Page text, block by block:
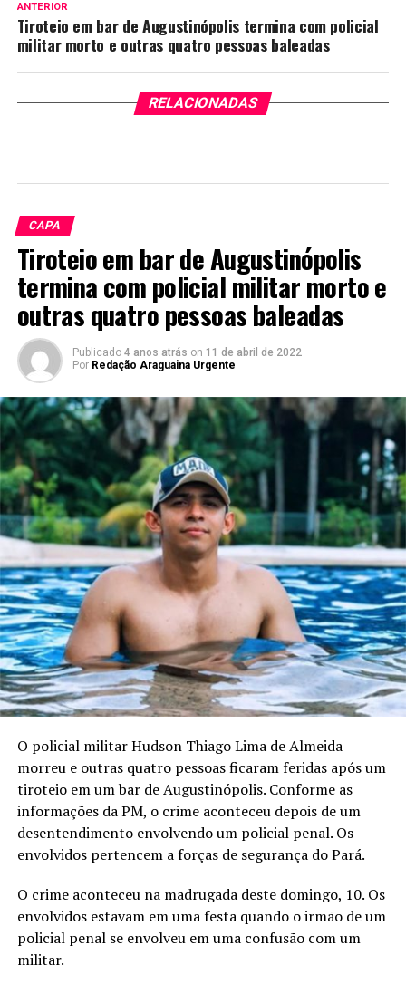
ANTERIOR
Tiroteio em bar de Augustinópolis termina com policial
militar morto e outras quatro pessoas baleadas
RELACIONADAS
CAPA
Tiroteio em bar de Augustinópolis
termina com policial militar morto e
outras quatro pessoas baleadas
Publicado 4 anos atrás on 11 de abril de 2022
Por Redação Araguaina Urgente
O policial militar Hudson Thiago Lima de Almeida
morreu e outras quatro pessoas ficaram feridas após um
tiroteio em um bar de Augustinópolis. Conforme as
informações da PM, o crime aconteceu depois de um
desentendimento envolvendo um policial penal. Os
envolvidos pertencem a forças de segurança do Pará.
O crime aconteceu na madrugada deste domingo, 10. Os
envolvidos estavam em uma festa quando o irmão de um
policial penal se envolveu em uma confusão com um
militar.